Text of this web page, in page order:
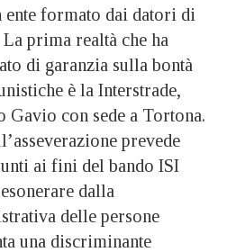
formato dai datori di
prima realtà che ha
di garanzia sulla bontà
è la Interstrade,
Gavio con sede a Tortona.
prevede
ai fini del bando ISI
dalla
delle persone
una discriminante